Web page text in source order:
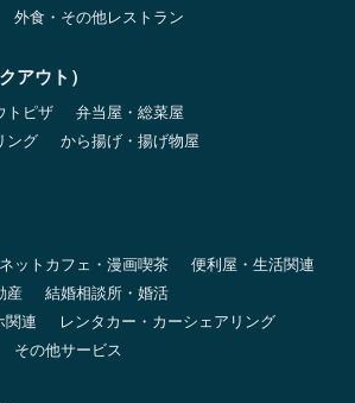
外食・その他レストラン
アウト）
トピザ
弁当屋・総菜屋
ング
から揚げ・揚げ物屋
ネットカフェ・漫画喫茶
便利屋・生活関連
産
結婚相談所・婚活
関連
レンタカー・カーシェアリング
その他サービス